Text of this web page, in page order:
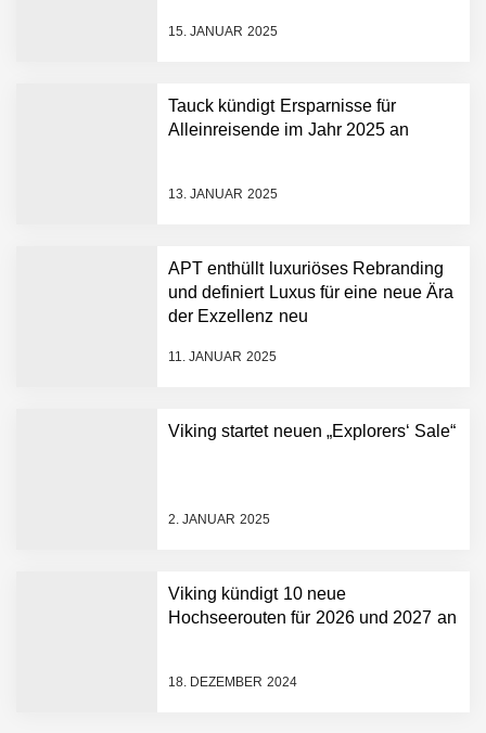
15. JANUAR 2025
Tauck kündigt Ersparnisse für
Alleinreisende im Jahr 2025 an
13. JANUAR 2025
APT enthüllt luxuriöses Rebranding
und definiert Luxus für eine neue Ära
der Exzellenz neu
11. JANUAR 2025
Viking startet neuen „Explorers‘ Sale“
2. JANUAR 2025
Viking kündigt 10 neue
Hochseerouten für 2026 und 2027 an
18. DEZEMBER 2024